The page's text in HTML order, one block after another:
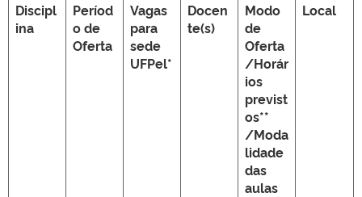
Discipl
ina
Períod
o de
Oferta
Vagas
para
sede
UFPel*
Docen
te(s)
Modo
de
Oferta
/Horár
ios
previst
os**
/Moda
lidade
das
aulas
Local